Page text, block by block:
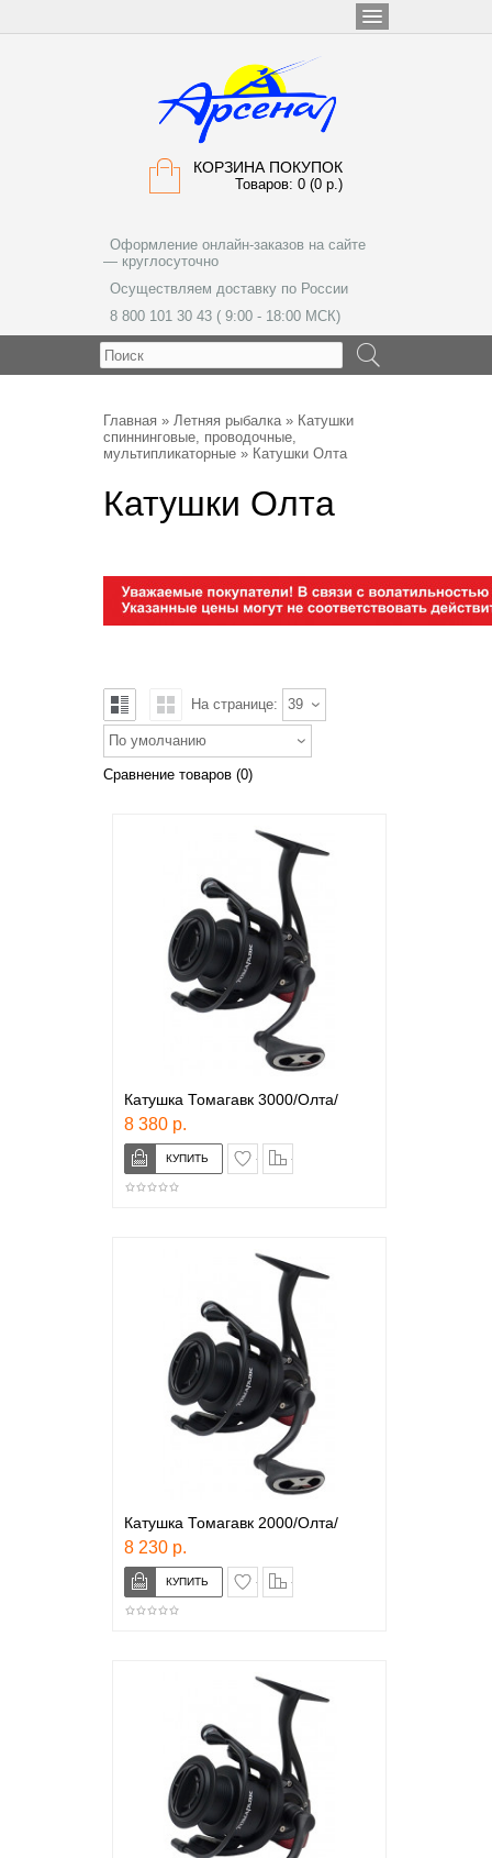
КОРЗИНА ПОКУПОК
Товаров: 0 (0 р.)
Оформление онлайн-заказов на сайте
— круглосуточно
Осуществляем доставку по России
8 800 101 30 43 ( 9:00 - 18:00 МСК)
Главная » Летняя рыбалка» Катушки
спиннинговые, проводочные,
мультипликаторные » Катушки Олта
Катушки Олта
На странице: 39
По умолчанию
Сравнение товаров (0)
Катушка Томагавк 3000/Олта/
8 380 р.
в закладки
Катушка Томагавк 2000/Олта/
8 230 р.
в закладки